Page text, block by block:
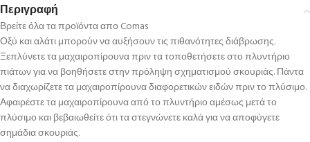
Περιγραφή
Βρείτε όλα τα προϊόντα απο Comas
Οξύ και αλάτι μπορούν να αυξήσουν τις πιθανότητες διάβρωσης.
Ξεπλύνετε τα μαχαιροπίρουνα πριν τα τοποθετήσετε στο πλυντήριο
πιάτων για να βοηθήσετε στην πρόληψη σχηματισμού σκουριάς. Πάντα
να διαχωρίζετε τα μαχαιροπίρουνα διαφορετικών ειδών πριν το πλύσιμο.
Αφαιρέστε τα μαχαιροπίρουνα από το πλυντήριο αμέσως μετά το
πλύσιμο και βεβαιωθείτε ότι τα στεγνώνετε καλά για να αποφύγετε
σημάδια σκουριάς.